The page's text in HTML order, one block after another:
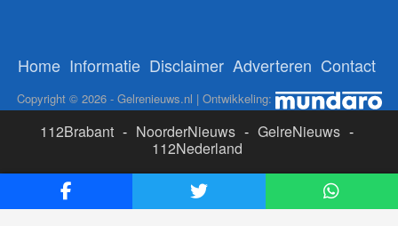
Home Informatie Disclaimer Adverteren Contact
Copyright © 2026 - Gelrenieuws.nl | Ontwikkeling:
112Brabant - NoorderNieuws - GelreNieuws -
112Nederland
ADS:
Likesbet Casino-OnlineCasinoReports.nl-